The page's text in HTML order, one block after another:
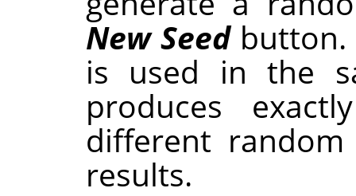
New Seedbutton.
is used in the
produces
different
results.